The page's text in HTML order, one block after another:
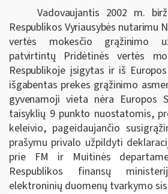
Vadovaujantis 2002 m.
Respublikos Vyriausybės nutarimu
vertės mokesčio grąžinimo
patvirtintų Pridėtinės vertės
Respublikoje įsigytas ir iš
išgabentas prekes grąžinimo
gyvenamoji vieta nėra Europos
taisyklių 9 punkto nuostatomis,
keleivio, pageidaujančio
prašymu privalo užpildyti
prie FM ir Muitinės
Respublikos finansų
elektroninių duomenų tvarkymo